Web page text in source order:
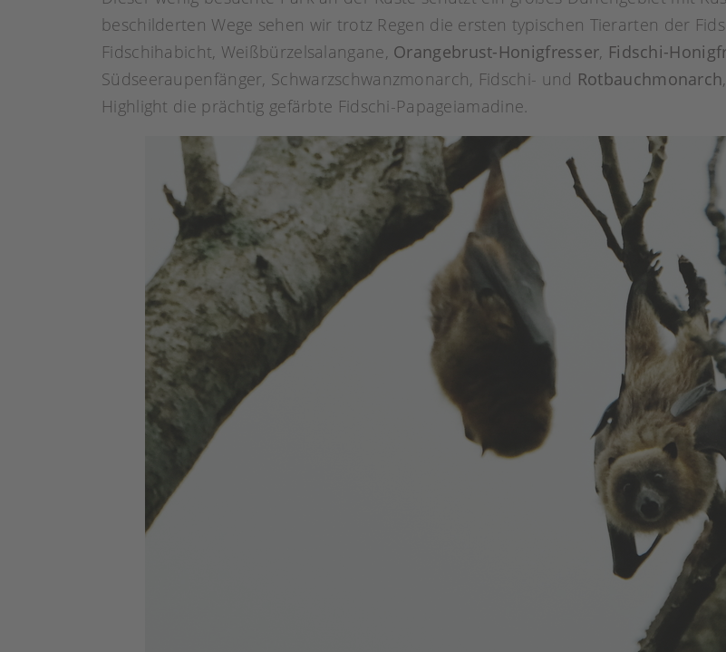
beschilderten Wege sehen wir trotz Regen die ersten typischen Tierarten der
Fidschihabicht, Weißbürzelsalangane, Orangebrust-Honigfresser, Fidschi-
Südseeraupenfänger, Schwarzschwanzmonarch, Fidschi- und Rotbauchmonarch
Highlight die prächtig gefärbte Fidschi-Papageiamadine.